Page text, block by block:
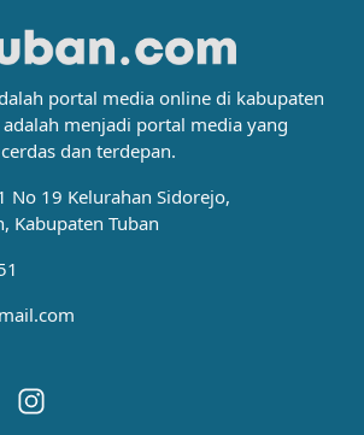
portal media online di kabupaten
menjadi portal media yang
dan terdepan.
No 19 Kelurahan Sidorejo,
Kabupaten Tuban